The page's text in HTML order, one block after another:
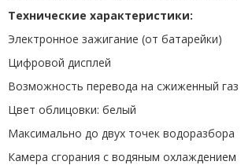
Технические характеристики:
Электронное зажигание (от батарейки)
Цифровой дисплей
Возможность перевода на сжиженный газ
Цвет облицовки: белый
Максимально до двух точек водоразбора
Камера сгорания с водяным охлаждением